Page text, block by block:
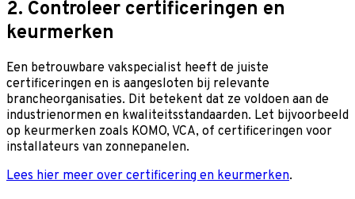
2. Controleer certificeringen en
keurmerken
Een betrouwbare vakspecialist heeft de juiste
certificeringen en is aangesloten bij relevante
brancheorganisaties. Dit betekent dat ze voldoen aan de
industrienormen en kwaliteitsstandaarden. Let bijvoorbeeld
op keurmerken zoals KOMO, VCA, of certificeringen voor
installateurs van zonnepanelen.
Lees hier meer over certificering en keurmerken.